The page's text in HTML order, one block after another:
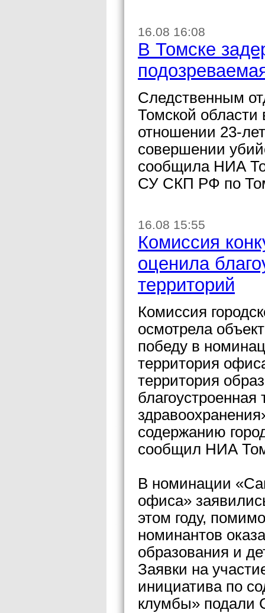
16.08 16:08
В Томске
Следственным
Томской области
отношении 23-
совершении
сообщила НИА
СУ СКП РФ по
16.08 15:55
Комиссия
оценила
территорий
Комиссия
осмотрела
победу в
территория
территория
содержанию
сообщил НИА
В номинации
офиса»
этом году,
номинантов
образования и
Заявки на
инициатива по
клумбы» подали